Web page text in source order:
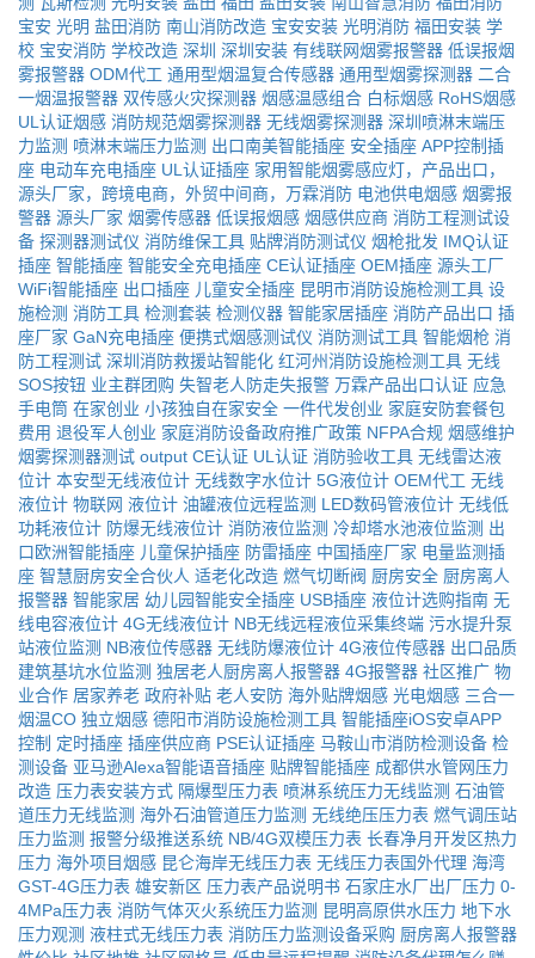
宝安 光明 盐田消防 南山消防改造 宝安安装 光明消防 福田安装 学
校 宝安消防 学校改造 深圳 深圳安装 有线联网烟雾报警器 低误报烟
雾报警器 ODM代工 通用型烟温复合传感器 通用型烟雾探测器 二合
一烟温报警器 双传感火灾探测器 烟感温感组合 白标烟感 RoHS烟感
UL认证烟感 消防规范烟雾探测器 无线烟雾探测器 深圳喷淋末端压
力监测 喷淋末端压力监测 出口南美智能插座 安全插座 APP控制插
座 电动车充电插座 UL认证插座 家用智能烟雾感应灯，产品出口，
源头厂家，跨境电商，外贸中间商，万霖消防 电池供电烟感 烟雾报
警器 源头厂家 烟雾传感器 低误报烟感 烟感供应商 消防工程测试设
备 探测器测试仪 消防维保工具 贴牌消防测试仪 烟枪批发 IMQ认证
插座 智能插座 智能安全充电插座 CE认证插座 OEM插座 源头工厂
WiFi智能插座 出口插座 儿童安全插座 昆明市消防设施检测工具 设
施检测 消防工具 检测套装 检测仪器 智能家居插座 消防产品出口 插
座厂家 GaN充电插座 便携式烟感测试仪 消防测试工具 智能烟枪 消
防工程测试 深圳消防救援站智能化 红河州消防设施检测工具 无线
SOS按钮 业主群团购 失智老人防走失报警 万霖产品出口认证 应急
手电筒 在家创业 小孩独自在家安全 一件代发创业 家庭安防套餐包
费用 退役军人创业 家庭消防设备政府推广政策 NFPA合规 烟感维护
烟雾探测器测试 output CE认证 UL认证 消防验收工具 无线雷达液
位计 本安型无线液位计 无线数字水位计 5G液位计 OEM代工 无线
液位计 物联网 液位计 油罐液位远程监测 LED数码管液位计 无线低
功耗液位计 防爆无线液位计 消防液位监测 冷却塔水池液位监测 出
口欧洲智能插座 儿童保护插座 防雷插座 中国插座厂家 电量监测插
座 智慧厨房安全合伙人 适老化改造 燃气切断阀 厨房安全 厨房离人
报警器 智能家居 幼儿园智能安全插座 USB插座 液位计选购指南 无
线电容液位计 4G无线液位计 NB无线远程液位采集终端 污水提升泵
站液位监测 NB液位传感器 无线防爆液位计 4G液位传感器 出口品质
建筑基坑水位监测 独居老人厨房离人报警器 4G报警器 社区推广 物
业合作 居家养老 政府补贴 老人安防 海外贴牌烟感 光电烟感 三合一
烟温CO 独立烟感 德阳市消防设施检测工具 智能插座iOS安卓APP
控制 定时插座 插座供应商 PSE认证插座 马鞍山市消防检测设备 检
测设备 亚马逊Alexa智能语音插座 贴牌智能插座 成都供水管网压力
改造 压力表安装方式 隔爆型压力表 喷淋系统压力无线监测 石油管
道压力无线监测 海外石油管道压力监测 无线绝压压力表 燃气调压站
压力监测 报警分级推送系统 NB/4G双模压力表 长春净月开发区热力
压力 海外项目烟感 昆仑海岸无线压力表 无线压力表国外代理 海湾
GST-4G压力表 雄安新区 压力表产品说明书 石家庄水厂出厂压力 0-
4MPa压力表 消防气体灭火系统压力监测 昆明高原供水压力 地下水
压力观测 液柱式无线压力表 消防压力监测设备采购 厨房离人报警器